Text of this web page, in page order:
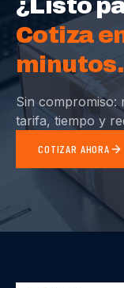
¿Listo
Cotiza
minutos.
Sin compromiso:
tarifa, tiempo y
COTIZAR AHORA